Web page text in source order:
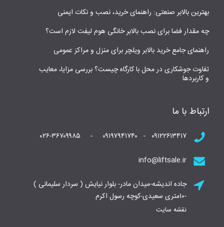
بهترین بالابر صنعتی: راهنمای خرید، نصب و نکات ایمنی
چه مقدار فضا برای نصب بالابر خانگی هوم لیفت لازم است؟
راهنمای جامع خرید بالابر ویلچر برای منزل و مراکز عمومی
تفاوت جوشکاری در محل با کارگاه چیست؟ بررسی مزایا، معایب
و کاربردها
ارتباط با ما
۰۹۱۲۲۶۱۳۴۱۷ - ۰۹۱۹۷۹۴۱۷۴۰ - ۰۲۶-۳۶۷۰۹۹۸۵
info@liftsale.ir
جاده اندیشه-میدان مادر- بلوار نیایش ( سردار سلیمانی )
-۱۰متری سعیدی-کوچه رسول اکرم
نقشه سایت